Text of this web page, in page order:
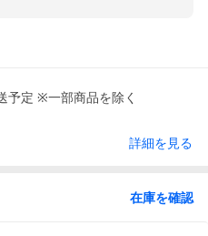
予定 ※一部商品を除く
詳細を見る
在庫を確認